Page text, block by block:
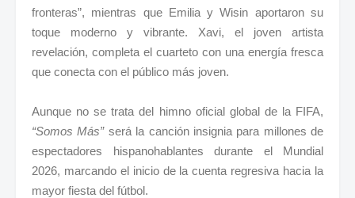
fronteras”, mientras que Emilia y Wisin aportaron su
toque moderno y vibrante. Xavi, el joven artista
revelación, completa el cuarteto con una energía fresca
que conecta con el público más joven.
Aunque no se trata del himno oficial global de la FIFA,
“Somos Más”será la canción insignia para millones de
espectadores hispanohablantes durante el Mundial
2026, marcando el inicio de la cuenta regresiva hacia la
mayor fiesta del fútbol.